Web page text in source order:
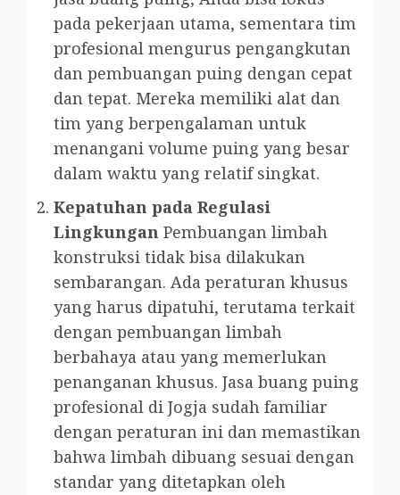
pada pekerjaan utama, sementara tim
profesional mengurus pengangkutan
dan pembuangan puing dengan cepat
dan tepat. Mereka memiliki alat dan
tim yang berpengalaman untuk
menangani volume puing yang besar
dalam waktu yang relatif singkat.
Kepatuhan pada Regulasi
Lingkungan Pembuangan limbah
konstruksi tidak bisa dilakukan
sembarangan. Ada peraturan khusus
yang harus dipatuhi, terutama terkait
dengan pembuangan limbah
berbahaya atau yang memerlukan
penanganan khusus. Jasa buang puing
profesional di Jogja sudah familiar
dengan peraturan ini dan memastikan
bahwa limbah dibuang sesuai dengan
standar yang ditetapkan oleh